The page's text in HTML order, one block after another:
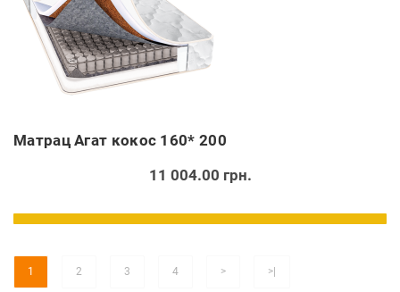
Матрац Агат кокос 160* 200
11 004.00 грн.
1 2 3 4 > >|